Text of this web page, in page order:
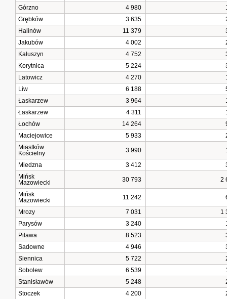
Górzno
4 980
Grębków
3 635
Halinów
11 379
Jakubów
4 002
Kałuszyn
4 752
Korytnica
5 224
Latowicz
4 270
Liw
6 188
Łaskarzew
3 964
Łaskarzew
4 311
Łochów
14 264
Maciejowice
5 933
Miastków
Kościelny
3 990
Miedzna 3 412
Mińsk
Mazowiecki
30 793 2
Mińsk
Mazowiecki
11 242
Mrozy 7 031
1
Parysów
3 240
Pilawa
8 523
Sadowne
4 946
Siennica
5 722
Sobolew
6 539
Stanisławów
5 248
Stoczek
4 200